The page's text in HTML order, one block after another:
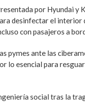
por Hyundai y
desinfectar el interior
con pasajeros a
pymes ante las
lo esencial para
social tras la